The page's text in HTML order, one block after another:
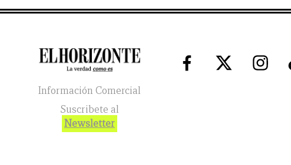
Información Comercial
Suscribete al
Newsletter